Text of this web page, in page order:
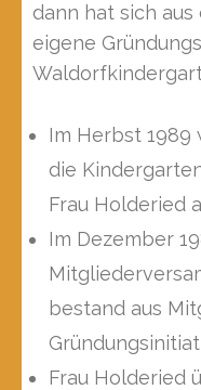
dann hat sich
eigene
Im Herbst 1989
die
Frau Holderied
Im Dezember
bestand aus
Frau Holderied